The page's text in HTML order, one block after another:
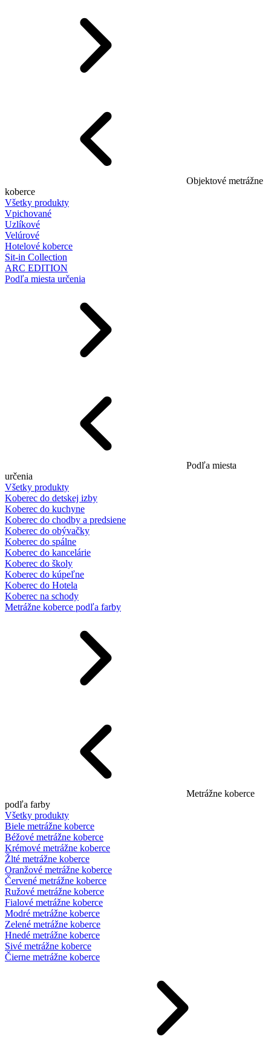
Objektové metrážne
koberce
Všetky produkty
Vpichované
Uzlíkové
Velúrové
Hotelové koberce
Sit-in Collection
ARC EDITION
Podľa miesta určenia
Podľa miesta
určenia
Všetky produkty
Koberec do detskej izby
Koberec do kuchyne
Koberec do chodby a predsiene
Koberec do obývačky
Koberec do spálne
Koberec do kancelárie
Koberec do školy
Koberec do kúpeľne
Koberec do Hotela
Koberec na schody
Metrážne koberce podľa farby
Metrážne koberce
podľa farby
Všetky produkty
Biele metrážne koberce
Béžové metrážne koberce
Krémové metrážne koberce
Žlté metrážne koberce
Oranžové metrážne koberce
Červené metrážne koberce
Ružové metrážne koberce
Fialové metrážne koberce
Modré metrážne koberce
Zelené metrážne koberce
Hnedé metrážne koberce
Sivé metrážne koberce
Čierne metrážne koberce